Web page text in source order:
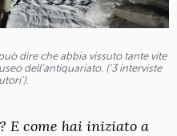
dire che abbia vissuto tante vite
dell’antiquariato. (‘3 interviste
E come hai iniziato a